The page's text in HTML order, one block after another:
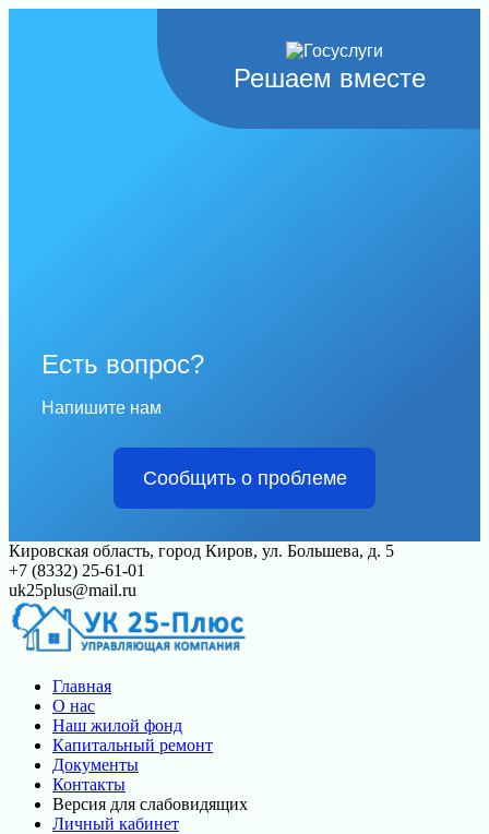
Решаем вместе
Есть вопрос?
Напишите нам
Сообщить о проблеме
Перейти
к
контенту
Кировская область, город Киров, ул. Большева, д. 5
+7 (8332) 25-61-01
uk25plus@mail.ru
Главная
О нас
Наш жилой фонд
Капитальный ремонт
Документы
Контакты
Версия для слабовидящих
Личный кабинет